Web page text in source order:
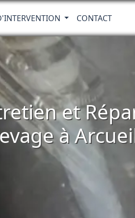
CONTACT
et
à